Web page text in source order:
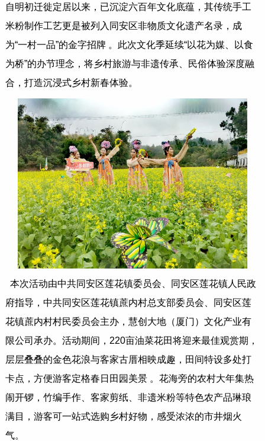
自明初迁徙定居以来，已沉淀六百年文化底蕴，其传统手工
米粉制作工艺更是被列入同安区非物质文化遗产名录，成
为“一村一品”的金字招牌 。此次文化季延续“以花为媒、以食
为桥”的办节理念，将乡村旅游与非遗传承、民俗体验深度融
合，打造沉浸式乡村新春体验。
本次活动由中共同安区莲花镇委员会、同安区莲花镇人民政
府指导，中共同安区莲花镇蔗内村总支部委员会、同安区莲
花镇蔗内村村民委员会主办，慧创大地（厦门）文化产业有
限公司承办。活动期间，220亩油菜花田将迎来最佳观赏期，
层层叠叠的金色花浪与客家古厝相映成趣，田间特设多处打
卡点，方便游客定格春日田园美景 。花海旁的农村大年集热
闹开锣，竹编手作、客家剪纸、非遗米粉等特色农产品琳琅
满目，游客可一站式选购乡村好物，感受浓浓的市井烟火
气。